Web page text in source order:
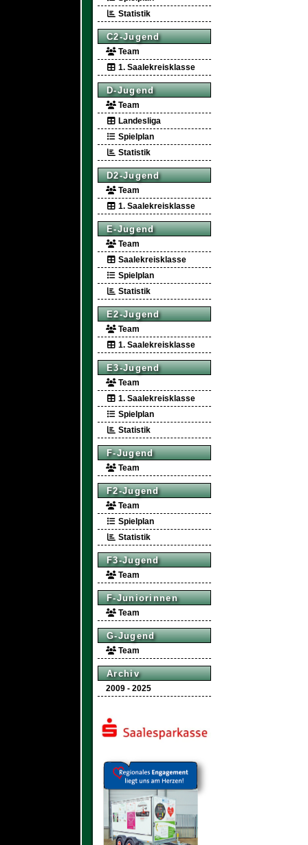
Statistik
C2-Jugend
Team
1. Saalekreisklasse
D-Jugend
Team
Landesliga
Spielplan
Statistik
D2-Jugend
Team
1. Saalekreisklasse
E-Jugend
Team
Saalekreisklasse
Spielplan
Statistik
E2-Jugend
Team
1. Saalekreisklasse
E3-Jugend
Team
1. Saalekreisklasse
Spielplan
Statistik
F-Jugend
Team
F2-Jugend
Team
Spielplan
Statistik
F3-Jugend
Team
F-Juniorinnen
Team
G-Jugend
Team
Archiv
2009 - 2025